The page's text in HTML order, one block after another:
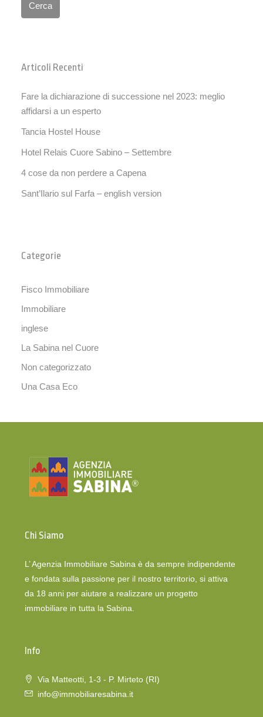
Cerca
Articoli Recenti
Fare la dichiarazione di successione nel 2023: meglio
affidarsi a un esperto
Tancia Hostel House
Hotel Relais Cuore Sabino – Settembre
4 cose da non perdere a Capena
Sant’Ilario sul Farfa – english version
Categorie
Fisco Immobiliare
Immobiliare
inglese
La Sabina nel Cuore
Non categorizzato
Una Casa Eco
Chi Siamo
L’ Agenzia Immobiliare Sabina è da sempre indipendente
e fondata sulla passione per il nostro territorio, si attiva
da 18 anni per aiutare a realizzare un progetto
immobiliare in tutta la Sabina.
Info
Via Matteotti, 1-3 - P. Mirteto (RI)
info@immobiliaresabina.it